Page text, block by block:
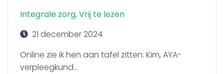
Integrale zorg, Vrij te lezen
21 december 2024
Online zie ik hen aan tafel zitten: Kim, AYA-
verpleegkund...